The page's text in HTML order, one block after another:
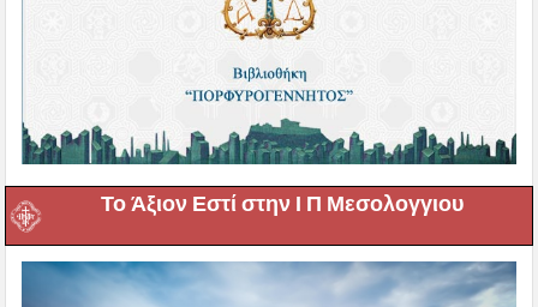
Το Άξιον Εστί στην Ι Π Μεσολογγιου